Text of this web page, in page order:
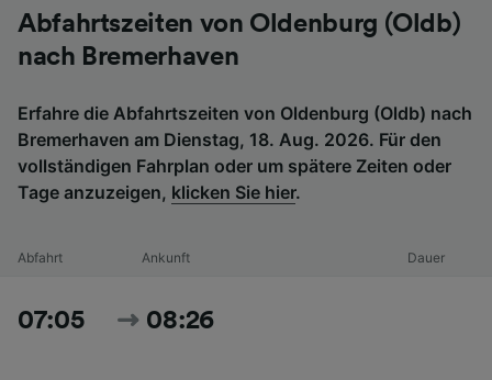
Abfahrtszeiten von Oldenburg (Oldb)
nach Bremerhaven
Erfahre die Abfahrtszeiten von Oldenburg (Oldb) nach
Bremerhaven am Dienstag, 18. Aug. 2026. Für den
vollständigen Fahrplan oder um spätere Zeiten oder
Tage anzuzeigen, klicken Sie hier.
Abfahrt Ankunft Dauer
07:05 08:26